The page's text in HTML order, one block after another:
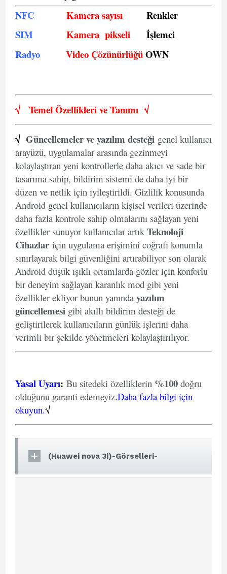
NFC Kamera sayısı
Renkler
SIM
Kamera pikseli
İşlemci
Radyo
Video ÇözünürlüğüOWN
√ Temel Özellikleri veTanımı √
√ Güncellemeler ve yazılım desteği genel kullanıcı
arayüzü, uygulamalar arasında gezinmeyi
kolaylaştıran yeni kontrollerle daha akıcı ve sade bir
tasarıma sahip, bildirim sistemi de daha iyi bir
düzen ve netlik için iyileştirildi. Gizlilik konusunda
Android genel kullanıcıların kişisel verileri üzerinde
daha fazla kontrole sahip olmalarını sağlayan yeni
özellikler sunuyor kullanıcılar artıkTeknoloji
Cihazlar için uygulama erişimini coğrafi konumla
sınırlayarak bilgi güvenliğini artırabiliyor son olarak
Android düşük ışıklı ortamlarda gözler için konforlu
bir deneyim sağlayan karanlık mod gibi yeni
özellikler ekliyor bunun yanında yazılım
güncellemesi gibi akıllı bildirim desteği de
geliştirilerek kullanıcıların günlük işlerini daha
verimli bir şekilde yönetmeleri kolaylaştırılıyor.
Yasal Uyarı: Bu sitedeki özelliklerin %100 doğru
olduğunu garanti edemeyiz.Daha fazla bilgi için
okuyun.√
(Huawei nova 3i)-Görselleri-